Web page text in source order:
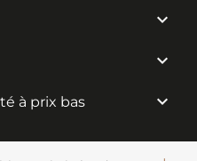


à prix bas 